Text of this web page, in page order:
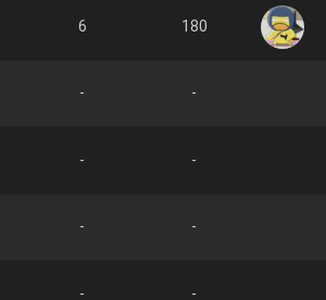
6 180
- -
- -
- -
- -